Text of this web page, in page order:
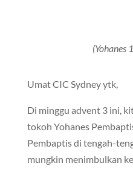
(Yohanes
Umat CIC Sydney ytk,
Di minggu advent 3 ini,
tokoh Yohanes
Pembaptis di tengah-
mungkin menimbulkan